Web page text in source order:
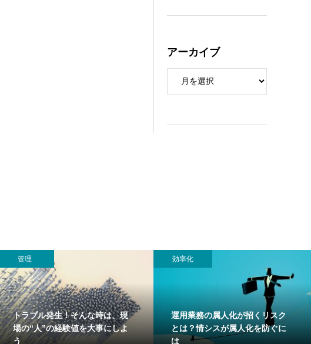
アーカイブ
管理
トラブル発生！そんな時は、現
場の“人”の経験値を大事にしよ
う
効率化
運用業務の属人化が招くリスク
とは？情シスが属人化を防ぐに
は